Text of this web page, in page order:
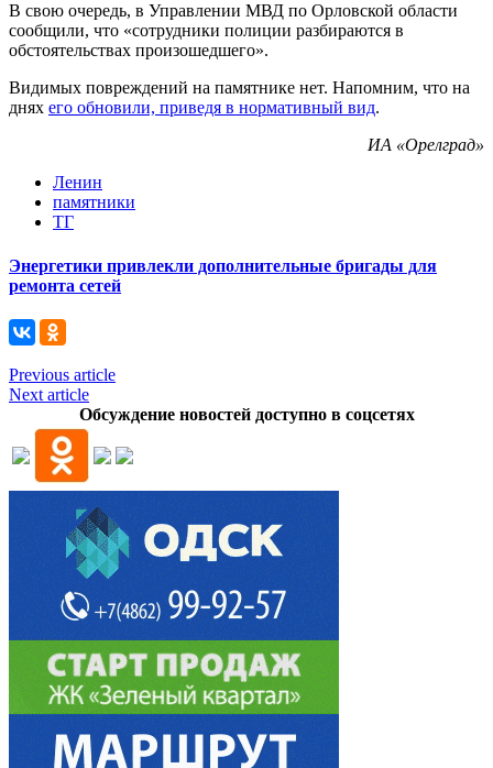
В свою очередь, в Управлении МВД по Орловской области
сообщили, что «сотрудники полиции разбираются в
обстоятельствах произошедшего».
Видимых повреждений на памятнике нет. Напомним, что на
днях его обновили, приведя в нормативный вид.
ИА «Орелград»
Ленин
памятники
ТГ
Энергетики привлекли дополнительные бригады для
ремонта сетей
Previous article
Next article
Обсуждение новостей доступно в соцсетях